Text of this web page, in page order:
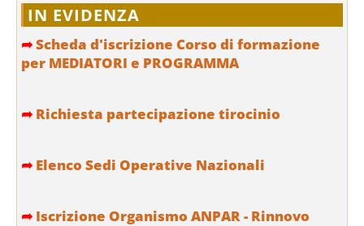
IN EVIDENZA
➦Scheda d'iscrizione Corso di formazione
per MEDIATORI e PROGRAMMA
➦ Richiesta partecipazione tirocinio
➦ Elenco Sedi Operative Nazionali
➦ Iscrizione Organismo ANPAR - Rinnovo